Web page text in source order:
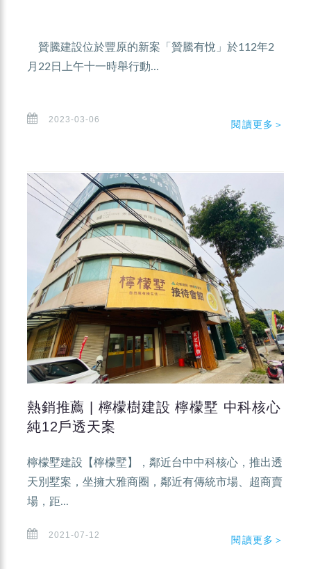
贊騰建設位於豐原的新案「贊騰有悅」於112年2
月22日上午十一時舉行動...
2023-03-06 閱讀更多＞
熱銷推薦 | 檸檬樹建設 檸檬墅 中科核心
純12戶透天案
檸檬墅建設【檸檬墅】，鄰近台中中科核心，推出透
天別墅案，坐擁大雅商圈，鄰近有傳統市場、超商賣
場，距...
2021-07-12 閱讀更多＞